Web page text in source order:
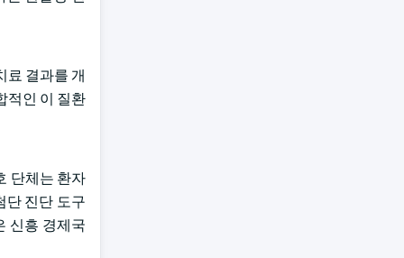
료 결과를 개
적인 이 질환
단체는 환자
단 진단 도구
신흥 경제국